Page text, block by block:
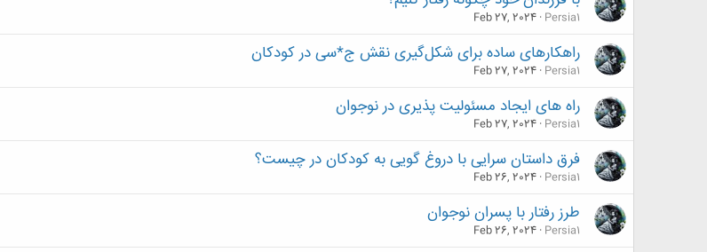
Persia1
Feb 27, 2024
راهکارهای ساده برای شکل‌گیری نقش ج*سی در کودکان
Persia1
Feb 27, 2024
راه های ایجاد مسئولیت‌ پذیری در نوجوان
Persia1
Feb 27, 2024
فرق داستان سرایی با دروغ گویی به کودکان در چیست؟
Persia1
Feb 26, 2024
طرز رفتار با پسران نوجوان
Persia1
Feb 26, 2024